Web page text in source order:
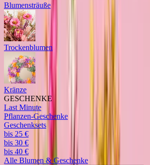
Blumensträuße
Trockenblumen
Kränze
GESCHENKE
Last Minute
Pflanzen-Geschenke
Geschenksets
bis 25 €
bis 30 €
bis 40 €
Alle Blumen & Geschenke